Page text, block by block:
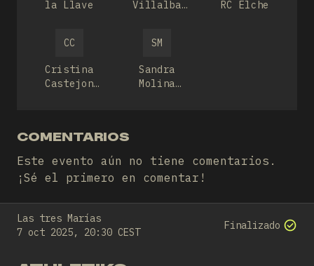
la Llave
Villalba
RC Elche
CC
Cristina
Castejon
SM
Sandra
Molina
COMENTARIOS
Este evento aún no tiene comentarios.
¡Sé el primero en comentar!
Las tres Marías
7 oct 2025, 20:30 CEST
Finalizado